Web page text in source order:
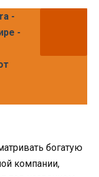
-
-
богатую
компании,